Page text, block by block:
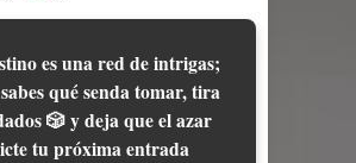
es una red de intrigas;
qué senda tomar, tira
🎲 y deja que el azar
tu próxima entrada